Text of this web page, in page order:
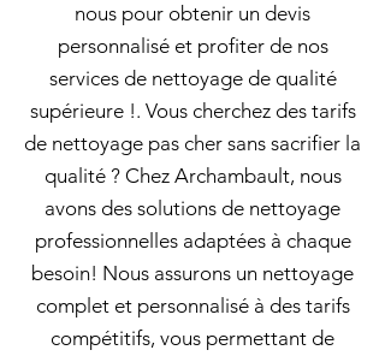
nous pour obtenir un devis
personnalisé et profiter de nos
services de nettoyage de qualité
supérieure !. Vous cherchez des tarifs
de nettoyage pas cher sans sacrifier la
qualité ? Chez Archambault, nous
avons des solutions de nettoyage
professionnelles adaptées à chaque
besoin! Nous assurons un nettoyage
complet et personnalisé à des tarifs
compétitifs, vous permettant de